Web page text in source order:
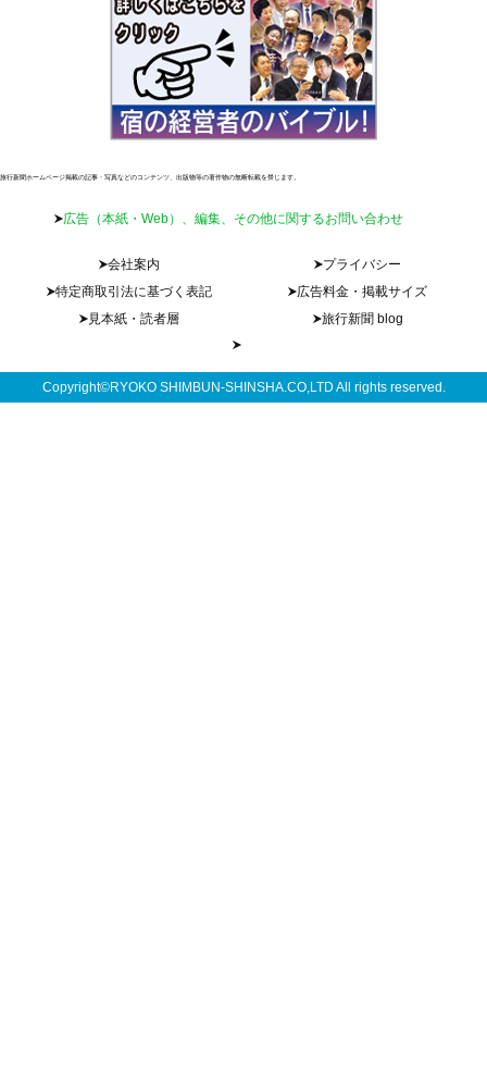
旅行新聞ホームページ掲載の記事・写真などのコンテンツ、出版物等の著作物の無断転載を禁じます。
広告（本紙・Web）、編集、その他に関するお問い合わせ
会社案内
プライバシー
特定商取引法に基づく表記
広告料金・掲載サイズ
見本紙・読者層
旅行新聞 blog
Copyright©RYOKO SHIMBUN-SHINSHA.CO,LTD All rights reserved.